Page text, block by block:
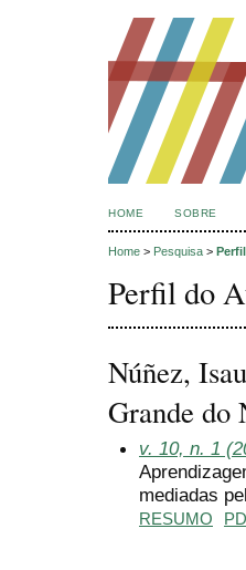
HOME SOBRE
Home > Pesquisa >
Perfil do
Núñez,
Grande do
v. 10, n. 1
mediadas
RESUMO